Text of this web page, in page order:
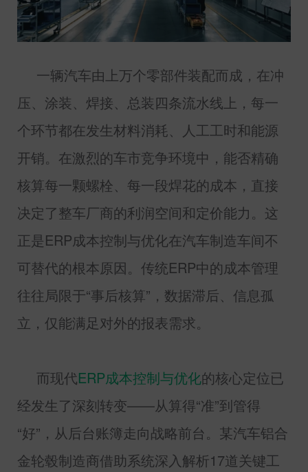
一辆汽车由上万个零部件装配而成，在冲
压、涂装、焊接、总装四条流水线上，每一
个环节都在发生材料消耗、人工工时和能源
开销。在激烈的车市竞争环境中，能否精确
核算每一颗螺栓、每一段焊花的成本，直接
决定了整车厂商的利润空间和定价能力。这
正是ERP成本控制与优化在汽车制造车间不
可替代的根本原因。传统ERP中的成本管理
往往局限于“事后核算”，数据滞后、信息孤
立，仅能满足对外的报表需求。
而现代ERP成本控制与优化的核心定位已
经发生了深刻转变——从算得“准”到管得
“好”，从后台账簿走向战略前台。某汽车铝合
金轮毂制造商借助系统深入解析17道关键工